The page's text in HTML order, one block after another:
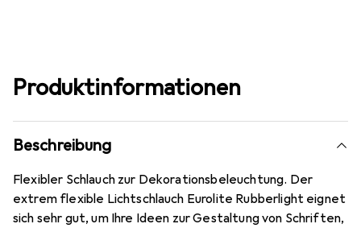
Produktinformationen
Beschreibung
Flexibler Schlauch zur Dekorationsbeleuchtung. Der
extrem flexible Lichtschlauch Eurolite Rubberlight eignet
sich sehr gut, um Ihre Ideen zur Gestaltung von Schriften,